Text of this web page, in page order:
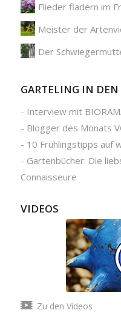
Flieder fladern im
Meister der
Der
GARTELING IN
- Interview mit
- Blogger des Monats
- 10 Frühlingstipps auf
- Gartenbücher: Die
Connaisseure
VIDEOS
Zu den Videos